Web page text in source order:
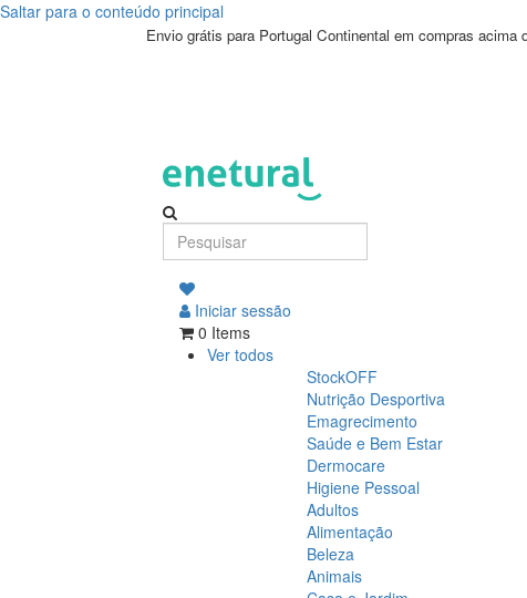
Saltar para o conteúdo principal
Envio grátis para Portugal Continental em compras acima
Iniciar sessão
0 Items
Ver todos
StockOFF
Nutrição Desportiva
Emagrecimento
Saúde e Bem Estar
Dermocare
Higiene Pessoal
Adultos
Alimentação
Beleza
Animais